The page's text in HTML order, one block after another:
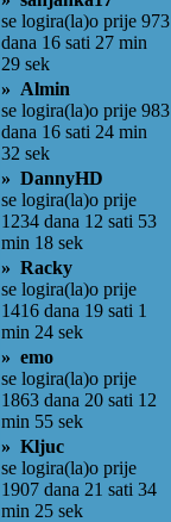
se logira(la)o prije 973
dana 16 sati 27 min
29 sek
» Almin
se logira(la)o prije 983
dana 16 sati 24 min
32 sek
» DannyHD
se logira(la)o prije
1234 dana 12 sati 53
min 18 sek
» Racky
se logira(la)o prije
1416 dana 19 sati 1
min 24 sek
» emo
se logira(la)o prije
1863 dana 20 sati 12
min 55 sek
» Kljuc
se logira(la)o prije
1907 dana 21 sati 34
min 25 sek